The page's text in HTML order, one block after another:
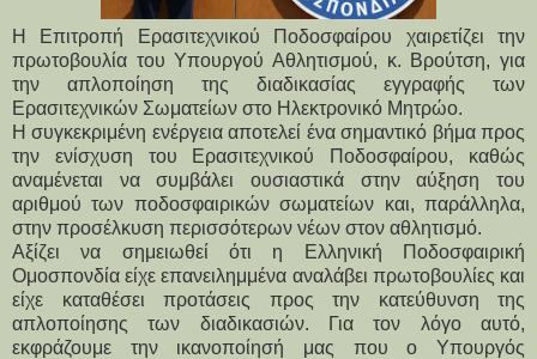
Η Επιτροπή Ερασιτεχνικού Ποδοσφαίρου χαιρετίζει την
πρωτοβουλία του Υπουργού Αθλητισμού, κ. Βρούτση, για
την απλοποίηση της διαδικασίας εγγραφής των
Eρασιτεχνικών Σωματείων στο Ηλεκτρονικό Μητρώο.
Η συγκεκριμένη ενέργεια αποτελεί ένα σημαντικό βήμα προς
την ενίσχυση του Ερασιτεχνικού Ποδοσφαίρου, καθώς
αναμένεται να συμβάλει ουσιαστικά στην αύξηση του
αριθμού των ποδοσφαιρικών σωματείων και, παράλληλα,
στην προσέλκυση περισσότερων νέων στον αθλητισμό.
Αξίζει να σημειωθεί ότι η Ελληνική Ποδοσφαιρική
Ομοσπονδία είχε επανειλημμένα αναλάβει πρωτοβουλίες και
είχε καταθέσει προτάσεις προς την κατεύθυνση της
απλοποίησης των διαδικασιών. Για τον λόγο αυτό,
εκφράζουμε την ικανοποίησή μας που ο Υπουργός